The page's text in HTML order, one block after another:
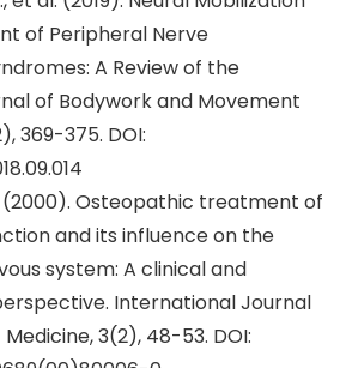
of Peripheral Nerve
A Review of the
of Bodywork and Movement
369-375. DOI:
(2000). Osteopathic treatment of
and its influence on the
system: A clinical and
International Journal
3(2), 48-53. DOI: